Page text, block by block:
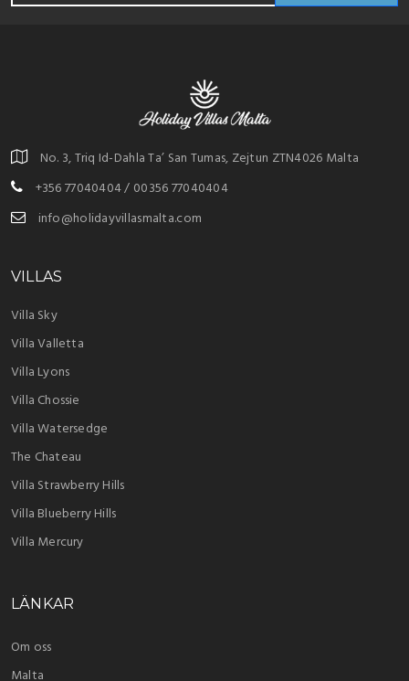
No. 3, Triq Id-Dahla Ta’ San Tumas, Zejtun ZTN4026 Malta
+356 77040404 / 00356 77040404
info@holidayvillasmalta.com
VILLAS
Villa Sky
Villa Valletta
Villa Lyons
Villa Chossie
Villa Watersedge
The Chateau
Villa Strawberry Hills
Villa Blueberry Hills
Villa Mercury
LÄNKAR
Om oss
Malta